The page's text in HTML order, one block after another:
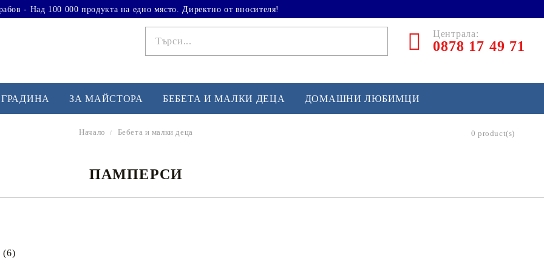
- Над 100 000 продукта на едно място. Директно от вносителя!
Централа:
0878 17 49 71
ЗА МАЙСТОРА БЕБЕТА И МАЛКИ ДЕЦА ДОМАШНИ ЛЮБИМЦИ
Начало Бебета и малки деца 0 product(s)
ПАМПЕРСИ
(6)